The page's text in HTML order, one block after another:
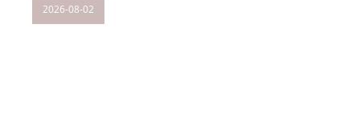
2026-08-02